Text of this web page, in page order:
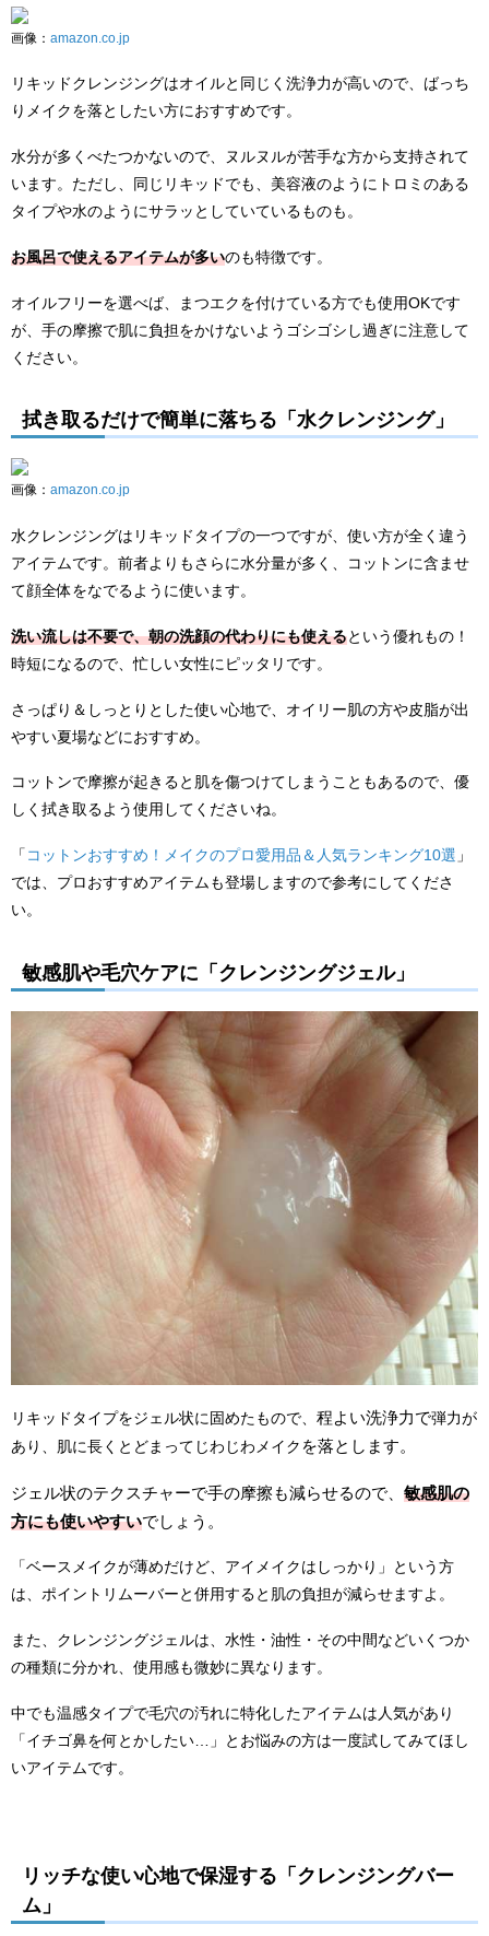
画像： amazon.co.jp
リキッドクレンジングはオイルと同じく洗浄力が高いので、ばっち
りメイクを落としたい方におすすめです。
水分が多くべたつかないので、ヌルヌルが苦手な方から支持されて
います。ただし、同じリキッドでも、美容液のようにトロミのある
タイプや水のようにサラッとしていているものも。
お風呂で使えるアイテムが多いのも特徴です。
オイルフリーを選べば、まつエクを付けている方でも使用OKです
が、手の摩擦で肌に負担をかけないようゴシゴシし過ぎに注意して
ください。
拭き取るだけで簡単に落ちる「水クレンジング」
画像： amazon.co.jp
水クレンジングはリキッドタイプの一つですが、使い方が全く違う
アイテムです。前者よりもさらに水分量が多く、コットンに含ませ
て顔全体をなでるように使います。
洗い流しは不要で、朝の洗顔の代わりにも使えるという優れもの！
時短になるので、忙しい女性にピッタリです。
さっぱり＆しっとりとした使い心地で、オイリー肌の方や皮脂が出
やすい夏場などにおすすめ。
コットンで摩擦が起きると肌を傷つけてしまうこともあるので、優
しく拭き取るよう使用してくださいね。
「 コットンおすすめ！メイクのプロ愛用品＆人気ランキング10選 」
では、プロおすすめアイテムも登場しますので参考にしてくださ
い。
敏感肌や毛穴ケアに「クレンジングジェル」
リキッドタイプをジェル状に固めたもので、 程よい洗浄力で弾力が
あり、肌に長くとどまってじわじわメイク を落とします。
ジェル状のテクスチャーで手の摩擦も減らせるので、 敏感肌の
方にも使いやすいでしょう。
「ベースメイクが薄めだけど、アイメイクはしっかり」という方
は、ポイントリムーバーと併用すると肌の負担が減らせますよ。
また、クレンジングジェルは、水性・油性・その中間などいくつか
の種類に分かれ、使用感も微妙に異なります。
中でも温感タイプで毛穴の汚れに特化したアイテムは人気があり
「イチゴ鼻を何とかしたい…」とお悩みの方は一度試してみてほし
いアイテムです。
リッチな使い心地で保湿する「クレンジングバー
ム」